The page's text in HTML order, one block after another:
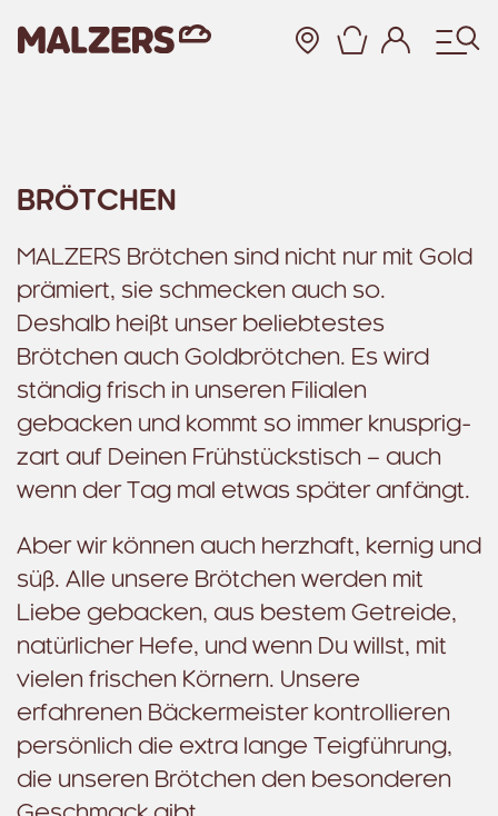
BRÖTCHEN
MALZERS Brötchen sind nicht nur mit Gold
prämiert, sie schmecken auch so.
Deshalb heißt unser beliebtestes
Brötchen auch Goldbrötchen. Es wird
ständig frisch in unseren Filialen
gebacken und kommt so immer knusprig-
zart auf Deinen Frühstückstisch – auch
wenn der Tag mal etwas später anfängt.
Aber wir können auch herzhaft, kernig und
süß. Alle unsere Brötchen werden mit
Liebe gebacken, aus bestem Getreide,
natürlicher Hefe, und wenn Du willst, mit
vielen frischen Körnern. Unsere
erfahrenen Bäckermeister kontrollieren
persönlich die extra lange Teigführung,
die unseren Brötchen den besonderen